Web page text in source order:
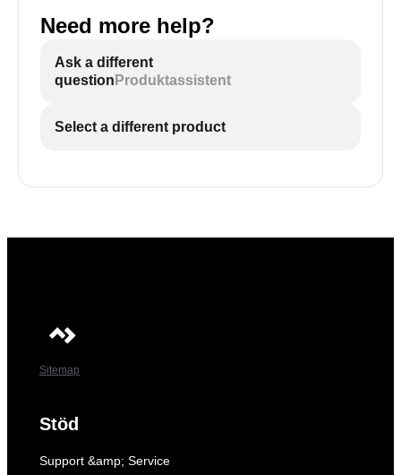
Need more help?
Ask a different
question Produktassistent
Select a different product
Sitemap
Stöd
Support &amp; Service